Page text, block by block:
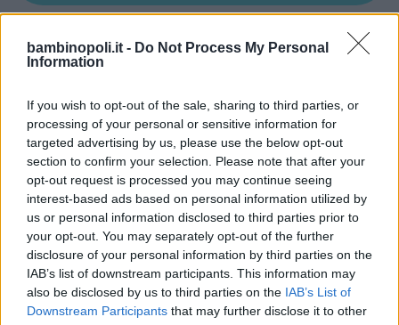
bambinopoli.it - Do Not Process My Personal
Information
If you wish to opt-out of the sale, sharing to third parties, or
processing of your personal or sensitive information for
targeted advertising by us, please use the below opt-out
section to confirm your selection. Please note that after your
opt-out request is processed you may continue seeing
interest-based ads based on personal information utilized by
us or personal information disclosed to third parties prior to
your opt-out. You may separately opt-out of the further
disclosure of your personal information by third parties on the
IAB’s list of downstream participants. This information may
also be disclosed by us to third parties on the IAB’s List of
Downstream Participants that may further disclose it to other
Feste
Kinderheim